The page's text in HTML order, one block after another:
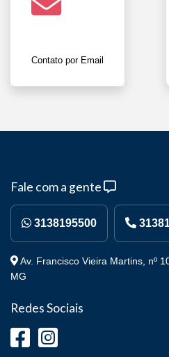
Contato por Email
Fale com a gente
3138195500
Av. Francisco Vieira Martins, nº
MG
Redes Sociais